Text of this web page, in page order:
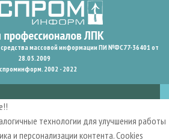
средства массовой информации ПИ №ФС77-36401 от
28.05.2009
2002 - 2022
технологии для улучшения работы
и персонализации контента. Cookies